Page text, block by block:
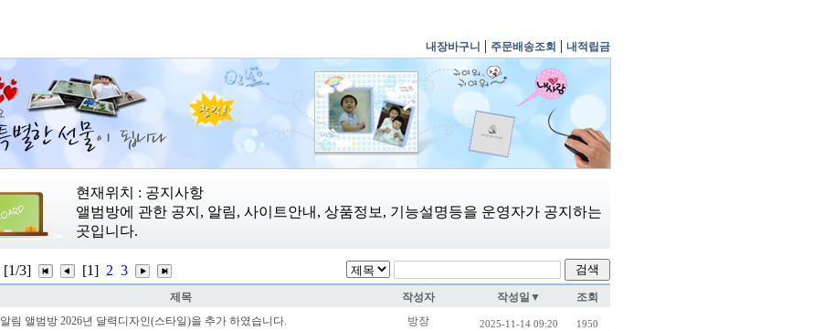
내장바구니 | 주문배송조회 | 내적립금
현재위치 : 공지사항
앨범방에 관한 공지, 알림, 사이트안내, 상품정보, 기능설명등을 운영자가 공지하는
곳입니다.
[1/3] [1] 2 3
제목 작성자 작성일▼
조회
알림 앨범방 2026년 달력디자인(스타일)을 추가 하였습니다. 방장 2025-11-14 09:20 1950